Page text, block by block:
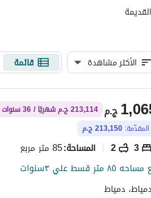
الأكثر مشاهدة قائمة
ج.م 213,114 ج.م شهريًا / 36 سنوات
213,150 ج.م
3
2 المساحة:85 متر مربع
قسط علي ٣سنوات
دمياط